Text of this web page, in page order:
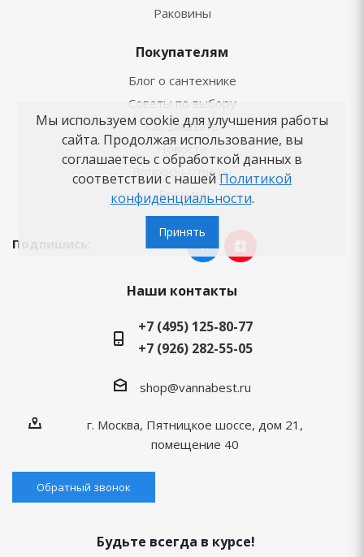
Раковины
Покупателям
Блог о сантехнике
Советы по выбору
Как заказать
Новости
Вопросы-ответы
Бренды
Подпишись:
Наши контакты
+7 (495) 125-80-77
+7 (926) 282-55-05
shop@vannabest.ru
г. Москва, Пятницкое шоссе, дом 21,
помещение 40
Обратный звонок
Будьте всегда в курсе!
Мы используем cookie для улучшения работы
сайта. Продолжая использование, вы
соглашаетесь с обработкой данных в
соответствии с нашей Политикой
конфиденциальности.
Принять